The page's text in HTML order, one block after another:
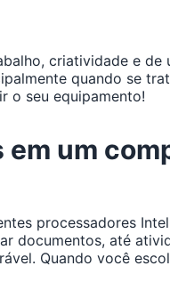
criatividade e
quando se
o seu equipamento!
um
processadores
documentos, até
Quando você